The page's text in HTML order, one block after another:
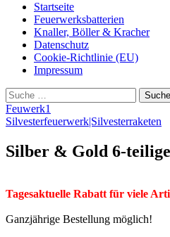
Startseite
Feuerwerksbatterien
Knaller, Böller & Kracher
Datenschutz
Cookie-Richtlinie (EU)
Impressum
Suche
nach:
Feuwerk1
Silvesterfeuerwerk|Silvesterraketen
Silber & Gold 6-
Tagesaktuelle Rabatt für viele
Ganzjährige Bestellung möglich!